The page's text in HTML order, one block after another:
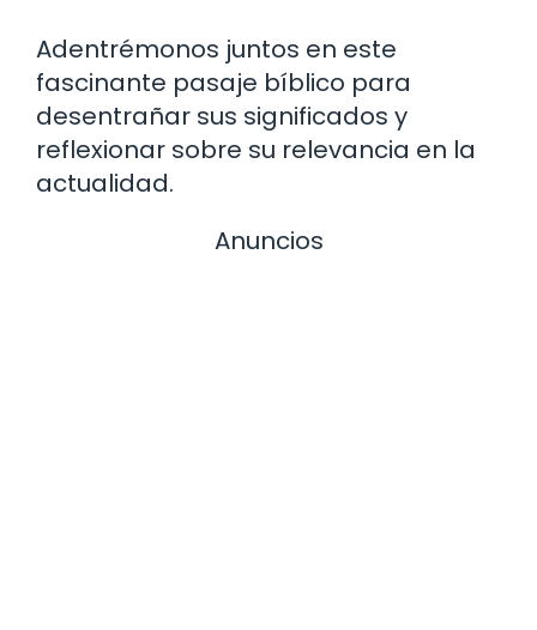
Adentrémonos juntos en este
fascinante pasaje bíblico para
desentrañar sus significados y
reflexionar sobre su relevancia en la
actualidad.
Anuncios